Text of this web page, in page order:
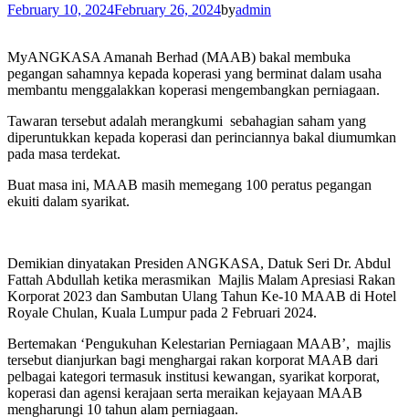
February 10, 2024February 26, 2024byadmin
MyANGKASA Amanah Berhad (MAAB) bakal membuka
pegangan sahamnya kepada koperasi yang berminat dalam usaha
membantu menggalakkan koperasi mengembangkan perniagaan.
Tawaran tersebut adalah merangkumi sebahagian saham yang
diperuntukkan kepada koperasi dan perinciannya bakal diumumkan
pada masa terdekat.
Buat masa ini, MAAB masih memegang 100 peratus pegangan
ekuiti dalam syarikat.
Demikian dinyatakan Presiden ANGKASA, Datuk Seri Dr. Abdul
Fattah Abdullah ketika merasmikan Majlis Malam Apresiasi Rakan
Korporat 2023 dan Sambutan Ulang Tahun Ke-10 MAAB di Hotel
Royale Chulan, Kuala Lumpur pada 2 Februari 2024.
Bertemakan ‘Pengukuhan Kelestarian Perniagaan MAAB’, majlis
tersebut dianjurkan bagi menghargai rakan korporat MAAB dari
pelbagai kategori termasuk institusi kewangan, syarikat korporat,
koperasi dan agensi kerajaan serta meraikan kejayaan MAAB
mengharungi 10 tahun alam perniagaan.